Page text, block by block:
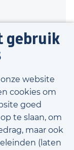
gebruik
website
cookies om
goed
te slaan, om
maar ook
(laten